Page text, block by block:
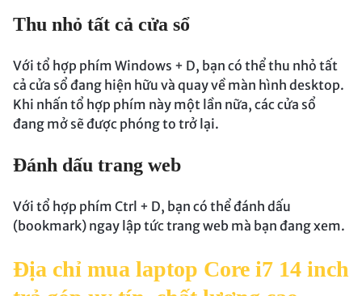
Thu nhỏ tất cả cửa sổ
Với tổ hợp phím Windows + D, bạn có thể thu nhỏ tất
cả cửa sổ đang hiện hữu và quay về màn hình desktop.
Khi nhấn tổ hợp phím này một lần nữa, các cửa sổ
đang mở sẽ được phóng to trở lại.
Đánh dấu trang web
Với tổ hợp phím Ctrl + D, bạn có thể đánh dấu
(bookmark) ngay lập tức trang web mà bạn đang xem.
Địa chỉ mua laptop Core i7 14 inch